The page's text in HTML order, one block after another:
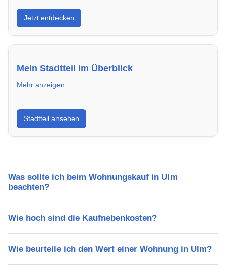
Entdecke Neubauprojekte in Ulm – modern,
energieeffizient und sofort bezugsfertig.
Jetzt entdecken
Mein Stadtteil im Überblick
Mehr anzeigen
Erfahre mehr über deinen Stadtteil in Ulm:
Lebensqualität, Verkehrsanbindung, Schulen,
Freizeitmöglichkeiten und Mietpreise.
Stadtteil ansehen
Was sollte ich beim Wohnungskauf in Ulm
beachten?
Wie hoch sind die Kaufnebenkosten?
Wie beurteile ich den Wert einer Wohnung in Ulm?